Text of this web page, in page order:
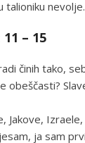
talioniku nevolje.
– 15
činih tako,
obeščasti?
Jakove,
ja sam